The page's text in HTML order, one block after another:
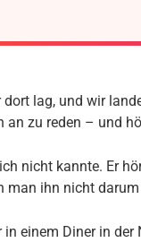
dort lag, und wir
an zu reden – und
nicht kannte. Er
man ihn nicht
einem Diner in